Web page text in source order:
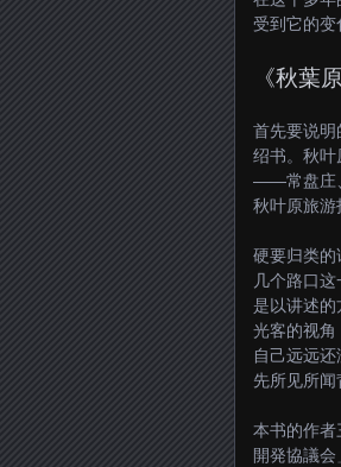
受到它的变
《秋葉
首先要说明
绍书。秋叶
——常盘庄
秋叶原旅游
硬要归类的
几个路口
是以讲述的
光客的视角
自己远远
先所见所闻
本书的作
開発協議